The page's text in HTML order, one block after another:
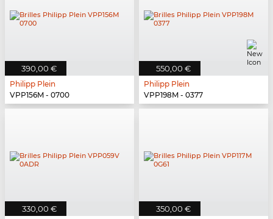
390,00 €
Philipp Plein
VPP156M - 0700
550,00 €
Philipp Plein
VPP198M - 0377
330,00 € 350,00 €